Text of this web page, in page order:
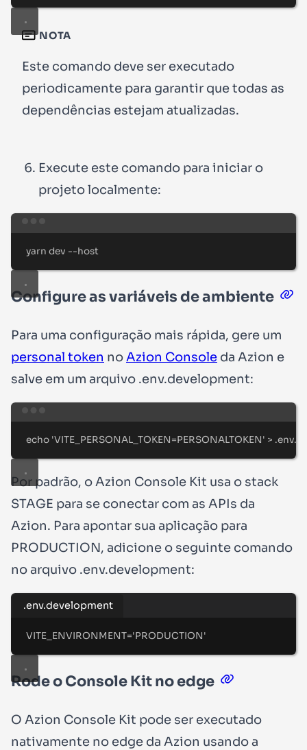
NOTA
Este comando deve ser executado
periodicamente para garantir que todas as
dependências estejam atualizadas.
Execute este comando para iniciar o
projeto localmente:
yarn dev --host
Configure as variáveis de ambiente
Para uma configuração mais rápida, gere um
personal token noAzion Console da Azion e
salve em um arquivo .env.development:
echo 'VITE_PERSONAL_TOKEN=PERSONALTOKEN' >
Por padrão, o Azion Console Kit usa o stack
STAGE para se conectar com as APIs da
Azion. Para apontar sua aplicação para
PRODUCTION, adicione o seguinte comando
no arquivo .env.development:
.env.development
VITE_ENVIRONMENT='PRODUCTION'
Rode o Console Kit no edge
O Azion Console Kit pode ser executado
nativamente no edge da Azion usando a